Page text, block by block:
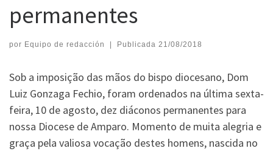
permanentes
por Equipo de redacción | Publicada 21/08/2018
Sob a imposição das mãos do bispo diocesano, Dom
Luiz Gonzaga Fechio, foram ordenados na última sexta-
feira, 10 de agosto, dez diáconos permanentes para
nossa Diocese de Amparo. Momento de muita alegria e
graça pela valiosa vocação destes homens, nascida no